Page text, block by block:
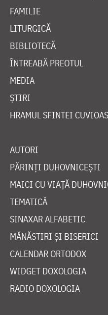
FAMILIE
LITURGICĂ
BIBLIOTECĂ
ÎNTREABĂ PREOTUL
MEDIA
ȘTIRI
HRAMUL SFINTEI
AUTORI
PĂRINȚI DUHOVNICEȘTI
MAICI CU VIAȚĂ
TEMATICĂ
SINAXAR ALFABETIC
MĂNĂSTIRI ȘI BISERICI
CALENDAR ORTODOX
WIDGET DOXOLOGIA
RADIO DOXOLOGIA